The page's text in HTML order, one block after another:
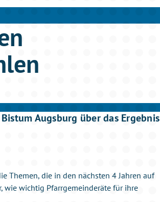
Augsburg über das Ergebnis
Themen, die in den nächsten 4 Jahren auf
wie wichtig Pfarrgemeinderäte für ihre